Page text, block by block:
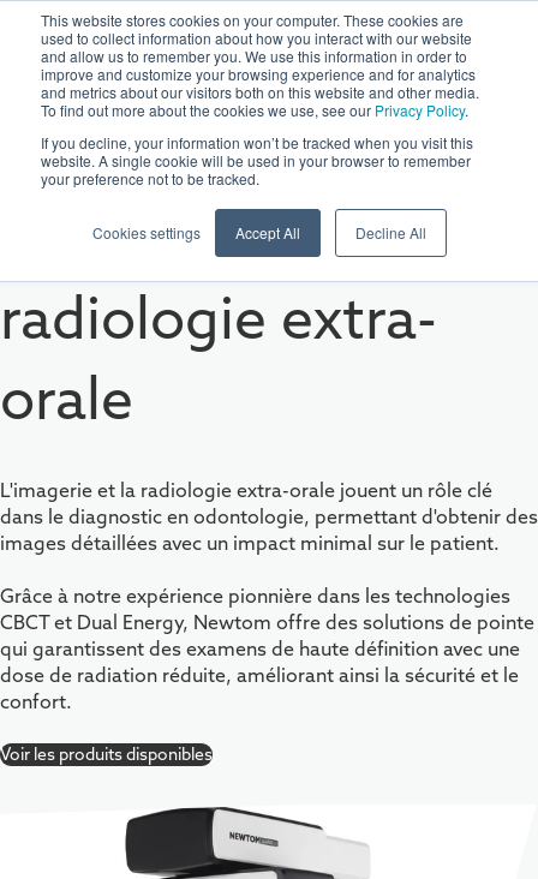
This website stores cookies on your computer. These cookies are
used to collect information about how you interact with our website
and allow us to remember you. We use this information in order to
improve and customize your browsing experience and for analytics
and metrics about our visitors both on this website and other media.
To find out more about the cookies we use, see our Privacy Policy.
If you decline, your information won’t be tracked when you visit this
website. A single cookie will be used in your browser to remember
your preference not to be tracked.
Cookies settings Accept All Decline All
Imagerie et
radiologie extra-
orale
L'imagerie et la radiologie extra-orale jouent un rôle clé
dans le diagnostic en odontologie, permettant d'obtenir des
images détaillées avec un impact minimal sur le patient.
Grâce à notre expérience pionnière dans les technologies
CBCT et Dual Energy, Newtom offre des solutions de pointe
qui garantissent des examens de haute définition avec une
dose de radiation réduite, améliorant ainsi la sécurité et le
confort.
Voir les produits disponibles